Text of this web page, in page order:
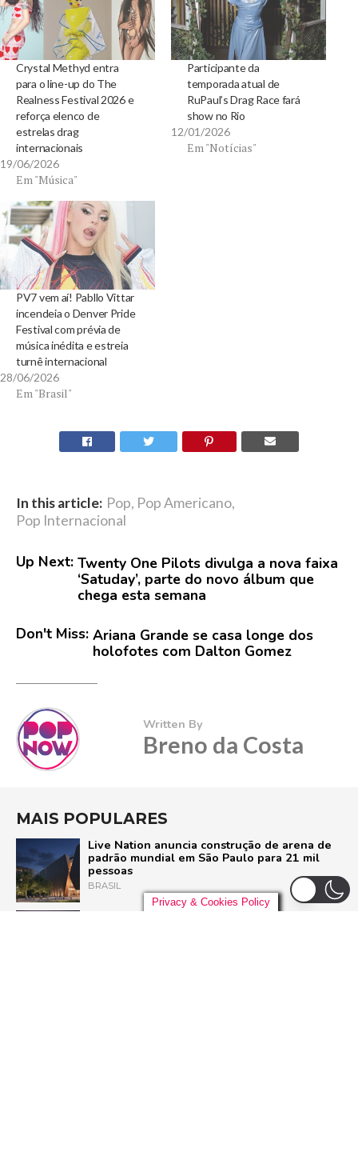
Crystal Methyd entra
para o line-up do The
Realness Festival 2026 e
reforça elenco de
estrelas drag
internacionais
19/06/2026
Em "Música"
Participante da
temporada atual de
RuPaul’s Drag Race fará
show no Rio
12/01/2026
Em "Notícias"
PV7 vem aí! Pabllo Vittar
incendeia o Denver Pride
Festival com prévia de
música inédita e estreia
turnê internacional
28/06/2026
Em "Brasil"
In this article: Pop, Pop Americano,
Pop Internacional
Up Next: Twenty One Pilots divulga a nova faixa
‘Satuday’, parte do novo álbum que
chega esta semana
Don't Miss: Ariana Grande se casa longe dos
holofotes com Dalton Gomez
Written By
Breno da Costa
MAIS POPULARES
Live Nation anuncia construção de arena de
padrão mundial em São Paulo para 21 mil
pessoas
BRASIL
Pussycat Dolls anunciam primeiro show no
Privacy & Cookies Policy